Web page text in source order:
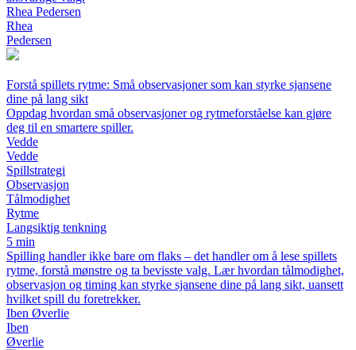
Rhea Pedersen
Rhea
Pedersen
Forstå spillets rytme: Små observasjoner som kan styrke sjansene
dine på lang sikt
Oppdag hvordan små observasjoner og rytmeforståelse kan gjøre
deg til en smartere spiller.
Vedde
Vedde
Spillstrategi
Observasjon
Tålmodighet
Rytme
Langsiktig tenkning
5 min
Spilling handler ikke bare om flaks – det handler om å lese spillets
rytme, forstå mønstre og ta bevisste valg. Lær hvordan tålmodighet,
observasjon og timing kan styrke sjansene dine på lang sikt, uansett
hvilket spill du foretrekker.
Iben Øverlie
Iben
Øverlie